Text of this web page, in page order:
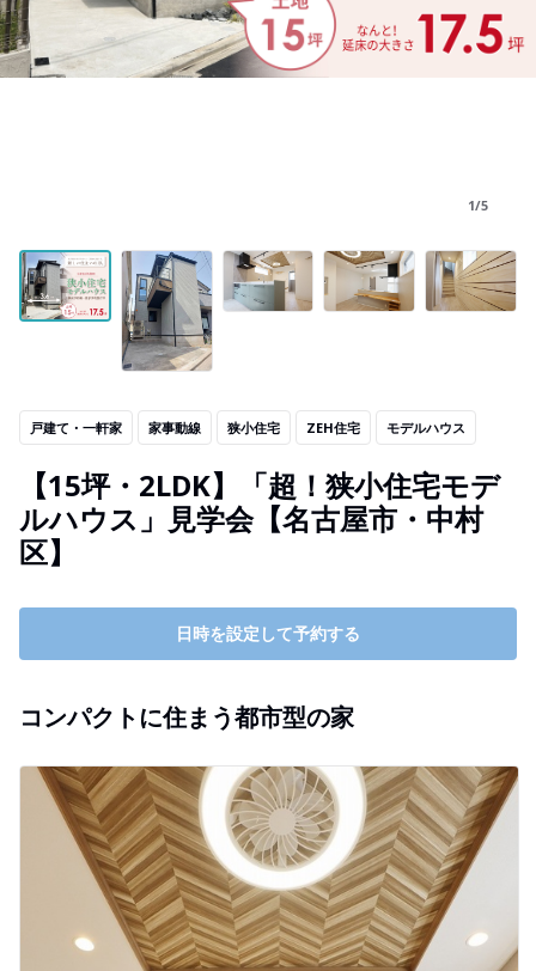
1/5
戸建て・一軒家 家事動線 狭小住宅 ZEH住宅 モデルハウス
【15坪・2LDK】「超！狭小住宅モデ
ルハウス」見学会【名古屋市・中村
区】
日時を設定して予約する
コンパクトに住まう都市型の家